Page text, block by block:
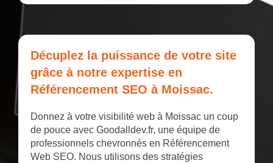
Décuplez la puissance de votre site
grâce à notre expertise en
Référencement SEO à Moissac.
Donnez à votre visibilité web à Moissac un coup
de pouce avec Goodalldev.fr, une équipe de
professionnels chevronnés en Référencement
Web SEO. Nous utilisons des stratégies